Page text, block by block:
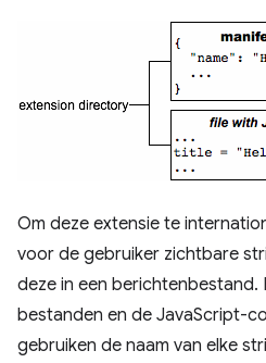
Om deze extensie te
voor de gebruiker zichtbare
deze in een berichtenbestand.
bestanden en de JavaScript-
gebruiken de naam van elke